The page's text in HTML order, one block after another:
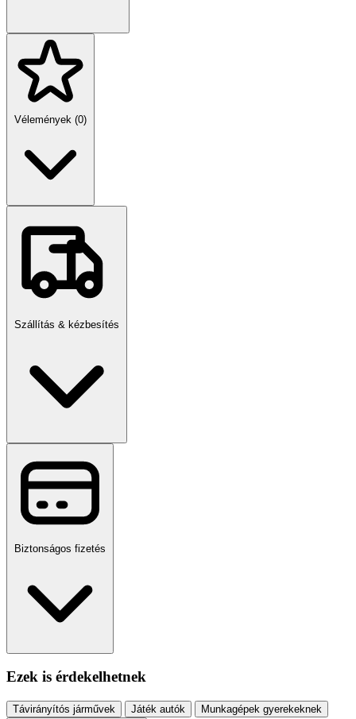
könnyen feltölthető a benzinkútnál. Ha autóját javítani
szeretné, használjon emelőt, amellyel javíthatja a felfüggesztést
vagy cserélheti a gumiabroncsot. A készlet számos kiegészítő
elemet tartalmaz, amelyek változatosabbá teszik a játékot,
például közlekedési táblák, bóják. A Jokomisiada áruház széles
választékot kínál a pálya, játékautó, parkoló és garázs
sorozatból.
A színes, karton csomagolásban lévő készlet nagyszerű ajándék
Vélemények (0)
Szállítás & kézbesítés
Biztonságos fizetés
Ezek is érdekelhetnek
Távirányítós járművek Játék autók
Munkagépek gyerekeknek